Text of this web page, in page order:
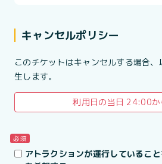
キャンセルポリシー
このチケットはキャンセルする場合
生します。
利用日の当日 24:00
必須
アトラクションが運行しているこ